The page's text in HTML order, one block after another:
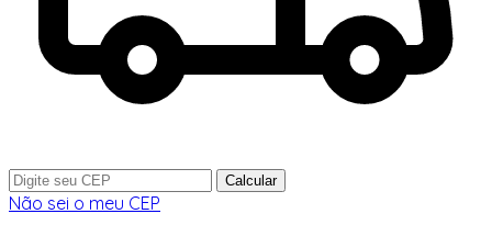
Calcular
Não sei o meu CEP